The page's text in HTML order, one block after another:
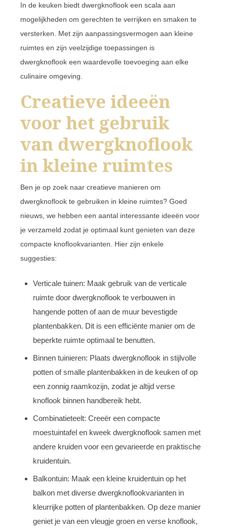
In de keuken biedt dwergknoflook een scala aan
mogelijkheden om gerechten te verrijken en smaken te
versterken. Met zijn aanpassingsvermogen aan kleine
ruimtes en zijn veelzijdige toepassingen is
dwergknoflook een waardevolle toevoeging aan elke
culinaire omgeving.
Creatieve ideeën
voor het gebruik
van dwergknoflook
in kleine ruimtes
Ben je op zoek naar creatieve manieren om
dwergknoflook te gebruiken in kleine ruimtes? Goed
nieuws, we hebben een aantal interessante ideeën voor
je verzameld zodat je optimaal kunt genieten van deze
compacte knoflookvarianten. Hier zijn enkele
suggesties:
Verticale tuinen: Maak gebruik van de verticale
ruimte door dwergknoflook te verbouwen in
hangende potten of aan de muur bevestigde
plantenbakken. Dit is een efficiënte manier om de
beperkte ruimte optimaal te benutten.
Binnen tuinieren: Plaats dwergknoflook in stijlvolle
potten of smalle plantenbakken in de keuken of op
een zonnig raamkozijn, zodat je altijd verse
knoflook binnen handbereik hebt.
Combinatieteelt: Creeër een compacte
moestuintafel en kweek dwergknoflook samen met
andere kruiden voor een gevarieerde en praktische
kruidentuin.
Balkontuin: Maak een kleine kruidentuin op het
balkon met diverse dwergknoflookvarianten in
kleurrijke potten of plantenbakken. Op deze manier
geniet je van een vleugje groen en verse knoflook,